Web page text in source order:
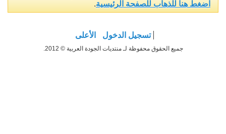
اضغط هنا للذهاب للصفحة الرئيسية.
تسجيل الدخول الأعلى
جميع الحقوق محفوظة لـ منتديات الجودة العربية © 2012.